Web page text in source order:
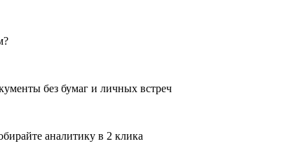
без бумаг и личных встреч
аналитику в 2 клика